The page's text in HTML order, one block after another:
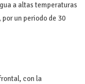
a altas temperaturas
un periodo de 30
con la